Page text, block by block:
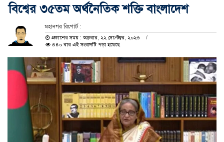
বিশ্বের ৩৫তম অর্থনৈতিক শক্তি বাংলাদেশ
মহানগর রিপোর্ট :
প্রকাশের সময় : শুক্রবার, ২২ সেপ্টেম্বর, ২০২৩
৪৪০ বার এই সংবাদটি পড়া হয়েছে